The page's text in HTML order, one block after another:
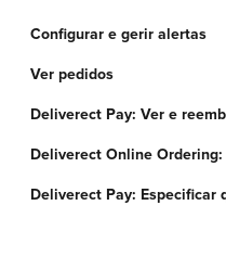
Configurar e gerir alertas
Ver pedidos
Deliverect Pay: Ver e
Deliverect Online